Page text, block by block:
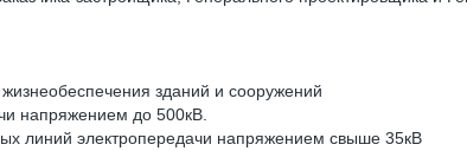
зданий и сооружений
напряжением до 500кВ.
линий электропередачи напряжением свыше 35кВ